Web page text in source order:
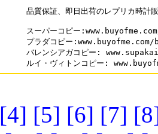
品質保証、即日出荷のレプリカ時計
スーパーコピー
プラダコピー
バレンシアガコピー:
ルイ・ヴィトンコピー:
[4] [5] [6] [7]